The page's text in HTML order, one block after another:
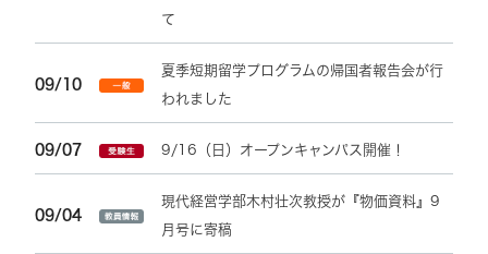
て
09/10
夏季短期留学プログラムの帰国者報告会が行
われました
09/07 9/16（日）オープンキャンパス開催！
09/04
現代経営学部木村壮次教授が『物価資料』9
月号に寄稿